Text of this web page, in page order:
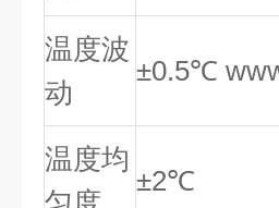
温度波
动
±0.5℃
温度均
±2℃